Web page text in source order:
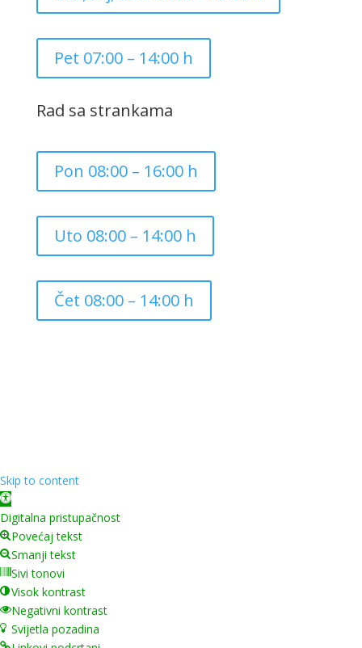
Pet 07:00 – 14:00 h
Rad sa strankama
Pon 08:00 – 16:00 h
Uto 08:00 – 14:00 h
Čet 08:00 – 14:00 h
Skip to content
Open toolbar
Digitalna pristupačnost
Povećaj tekst
Smanji tekst
Sivi tonovi
Visok kontrast
Negativni kontrast
Svijetla pozadina